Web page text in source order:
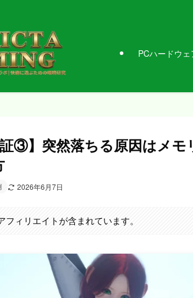
PCハードウ
証③】突然落ちる原因はメ
2026年6月7日
ィリエイトが含まれています。